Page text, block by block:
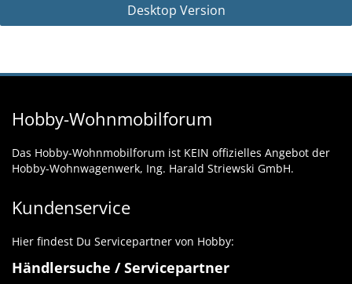
Desktop Version
Hobby-Wohnmobilforum
Das Hobby-Wohnmobilforum ist KEIN offizielles Angebot der
Hobby-Wohnwagenwerk, Ing. Harald Striewski GmbH.
Kundenservice
Hier findest Du Servicepartner von Hobby:
Händlersuche / Servicepartner